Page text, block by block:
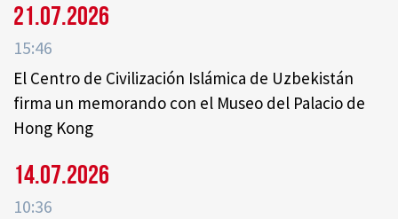
21.07.2026
15:46
El Centro de Civilización Islámica de Uzbekistán
firma un memorando con el Museo del Palacio de
Hong Kong
14.07.2026
10:36